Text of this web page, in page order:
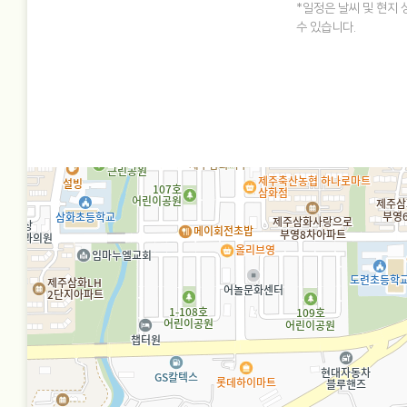
*일정은 날씨 및 현지
수 있습니다.